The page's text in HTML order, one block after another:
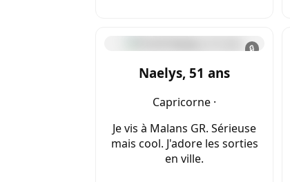
🔒
Naelys, 51 ans
Capricorne ·
Je vis à Malans GR. Sérieuse
mais cool. J'adore les sorties
en ville.